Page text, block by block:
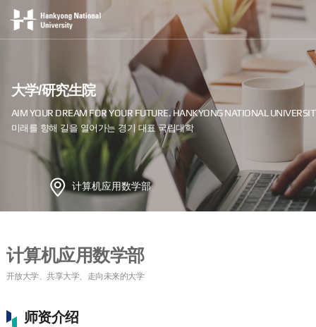
大学/研究生院
计算机应用数学部
计算机应用数学部
师资介绍